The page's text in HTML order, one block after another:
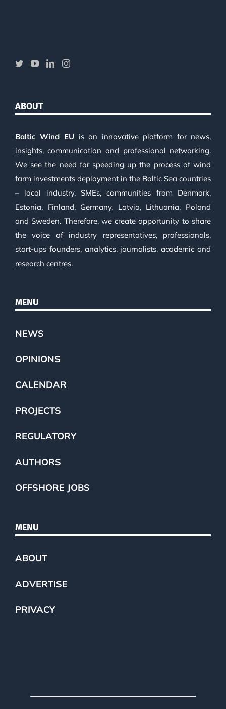
ABOUT
Baltic Wind EU is an innovative platform for news,
insights, communication and professional networking.
We see the need for speeding up the process of wind
farm investments deployment in the Baltic Sea countries
– local industry, SMEs, communities from Denmark,
Estonia, Finland, Germany, Latvia, Lithuania, Poland
and Sweden. Therefore, we create opportunity to share
the voice of industry representatives, professionals,
start-ups founders, analytics, journalists, academic and
research centres.
MENU
NEWS
OPINIONS
CALENDAR
PROJECTS
REGULATORY
AUTHORS
OFFSHORE JOBS
MENU
ABOUT
ADVERTISE
PRIVACY